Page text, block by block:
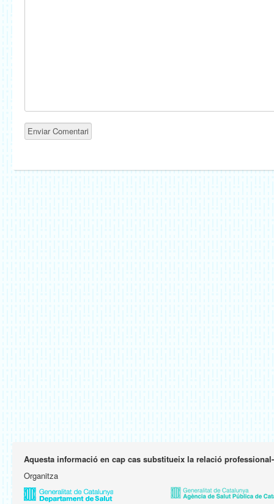
Aquesta informació en cap cas substitueix la relació
Organitza